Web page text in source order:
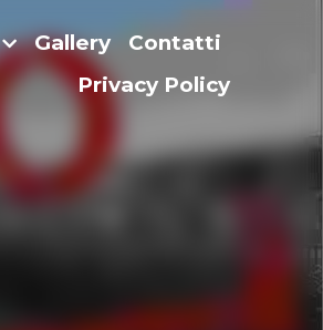
Gallery
Contatti
Privacy Policy